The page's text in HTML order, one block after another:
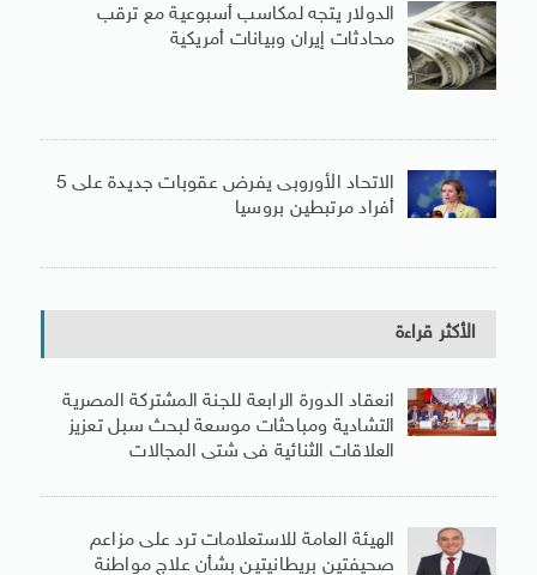
الدولار يتجه لمكاسب أسبوعية مع ترقب
محادثات إيران وبيانات أمريكية
الاتحاد الأوروبى يفرض عقوبات جديدة على 5
أفراد مرتبطين بروسيا
الأكثر قراءة
انعقاد الدورة الرابعة للجنة المشتركة المصرية
التشادية ومباحثات موسعة لبحث سبل تعزيز
العلاقات الثنائية فى شتى المجالات
الهيئة العامة للاستعلامات ترد على مزاعم
صحيفتين بريطانيتين بشأن علاج مواطنة